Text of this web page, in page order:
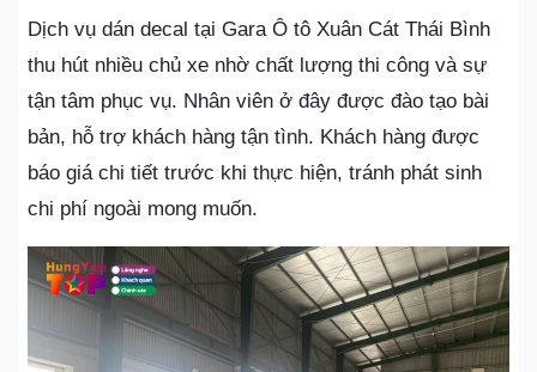
Dịch vụ dán decal tại Gara Ô tô Xuân Cát Thái Bình
thu hút nhiều chủ xe nhờ chất lượng thi công và sự
tận tâm phục vụ. Nhân viên ở đây được đào tạo bài
bản, hỗ trợ khách hàng tận tình. Khách hàng được
báo giá chi tiết trước khi thực hiện, tránh phát sinh
chi phí ngoài mong muốn.